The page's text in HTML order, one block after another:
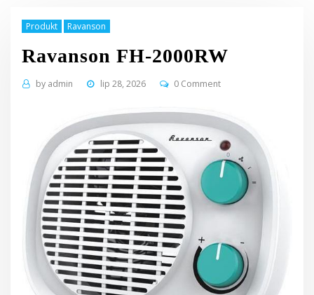
Produkt Ravanson
Ravanson FH-2000RW
by admin lip 28, 2026 0 Comment